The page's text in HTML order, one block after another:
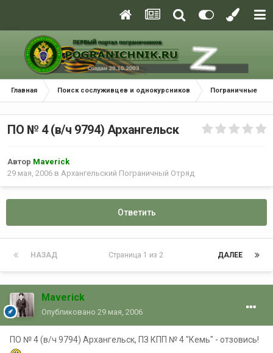
Главная Поиск сослуживцев и однокурсников Пограничные
ПО № 4 (в/ч 9794) Архангельск
Автор Maverick
29 мая, 2006 в Архангельский Пограничный Отряд
Ответить
НАЗАД ДАЛЕЕ
Страница 1 из 2
Maverick
Опубликовано 29 мая, 2006
ПО № 4 (в/ч 9794) Архангельск, ПЗ КПП № 4 "Кемь" - отзовись!